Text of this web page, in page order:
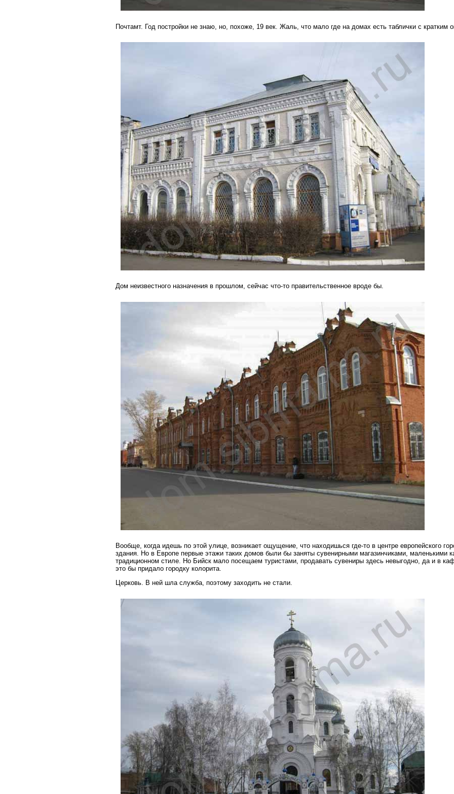
Почтамт. Год постройки не знаю, но, похоже, 19 век. Жаль, что мало где на домах есть таблички с кратким
Дом неизвестного назначения в прошлом, сейчас что-то правительственное вроде бы.
Вообще, когда идешь по этой улице, возникает ощущение, что находишься где-то в центре европейского
здания. Но в Европе первые этажи таких домов были бы заняты сувенирными магазинчиками, маленькими
традиционном стиле. Но Бийск мало посещаем туристами, продавать сувениры здесь невыгодно, да и в
это бы придало городку колорита.
Церковь. В ней шла служба, поэтому заходить не стали.